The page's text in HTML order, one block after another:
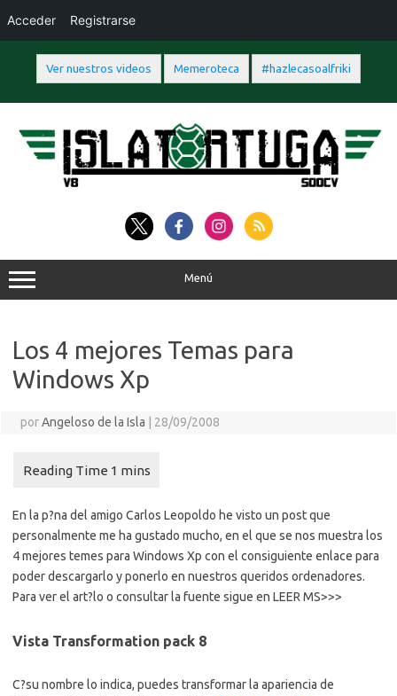
Ver nuestros videos Memeroteca #hazlecasoalfriki
contenido
Menú
Los 4 mejores Temas para
Windows Xp
porAngeloso de la Isla 28/09/2008
En la p?na del amigo Carlos Leopoldo he visto un post que
personalmente me ha gustado mucho, en el que se nos muestra los
4 mejores temes para Windows Xp con el consiguiente enlace para
poder descargarlo y ponerlo en nuestros queridos ordenadores.
Para ver el art?lo o consultar la fuente sigue en LEER MS>>>
Vista Transformation pack 8
C?su nombre lo indica, puedes transformar la apariencia de
Acceder Registrarse